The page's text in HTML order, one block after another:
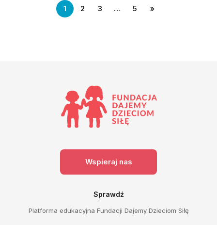
1 2 3 … 5 »
Wspieraj nas
Sprawdź
Platforma edukacyjna Fundacji Dajemy Dzieciom Siłę